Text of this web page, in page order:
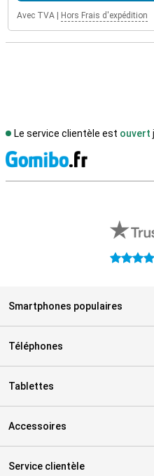
Avec TVA Hors Frais d'expédition
Le service clientèle est ouvert
4.6
Smartphones populaires
Téléphones
Tablettes
Accessoires
Service clientèle